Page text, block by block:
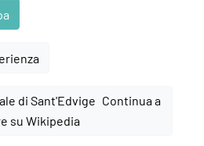
Continua a
su Wikipedia